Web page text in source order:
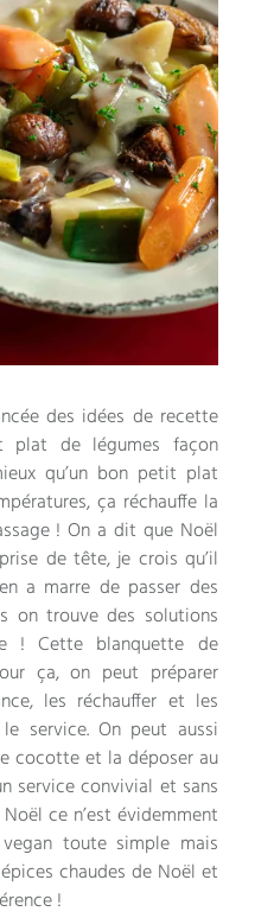
des idées de recette
de légumes façon
qu’un bon petit plat
ça réchauffe la
! On a dit que Noël
de tête, je crois qu’il
a marre de passer des
on trouve des solutions
! Cette blanquette de
ça, on peut préparer
les réchauffer et les
service. On peut aussi
cocotte et la déposer au
service convivial et sans
ce n’est évidemment
toute simple mais
chaudes de Noël et
!